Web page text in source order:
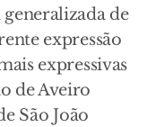
de
expressão
expressivas
de Aveiro
São João